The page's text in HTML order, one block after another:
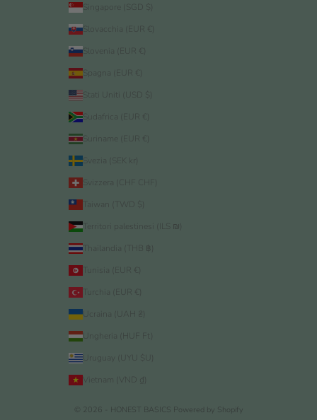
Singapore (SGD $)
Slovacchia (EUR €)
Slovenia (EUR €)
Spagna (EUR €)
Stati Uniti (USD $)
Sudafrica (EUR €)
Suriname (EUR €)
Svezia (SEK kr)
Svizzera (CHF CHF)
Taiwan (TWD $)
Territori palestinesi (ILS ₪)
Thailandia (THB ฿)
Tunisia (EUR €)
Turchia (EUR €)
Ucraina (UAH ₴)
Ungheria (HUF Ft)
Uruguay (UYU $U)
Vietnam (VND ₫)
© 2026 - HONEST BASICS Powered by Shopify